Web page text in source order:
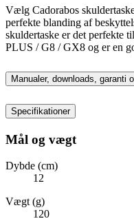
Vælg Cadorabos
perfekte blanding af
skuldertaske er det perfekte
PLUS / G8 / GX8 og er en
Manualer, downloads, garanti
Specifikationer
Mål og vægt
Dybde (cm)
12
Vægt (g)
120